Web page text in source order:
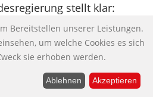
stellt klar:
gibt, dann sind sie
regional stark begrenzt.
in der CSU, er
nach seinen
Verfahren wegen
Bereitstellen unserer Leistungen.
um welche Cookies es sich
sie erhoben werden.
Ablehnen Akzeptieren